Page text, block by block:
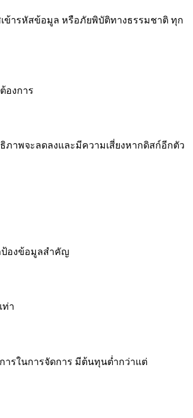
เข้ารหัสข้อมูล หรือภัยพิบัติทางธรรมชาติ ทุก
องการ
ภาพจะลดลงและมีความเสี่ยงหากดิสก์อีกตัว
ป้องข้อมูลสำคัญ
ท่า
ารในการจัดการ มีต้นทุนต่ำกว่าแต่